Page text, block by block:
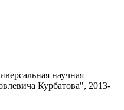
научная
Курбатова", 2013-